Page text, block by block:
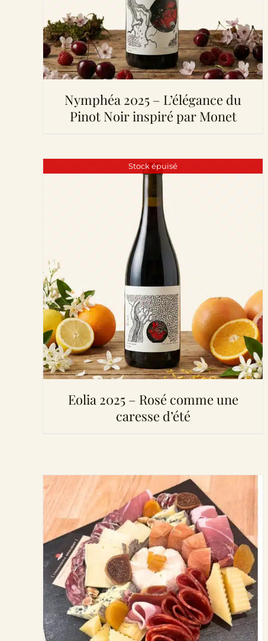
Nymphéa 2025 – L’élégance du
Pinot Noir inspiré par Monet
Stock épuisé
Eolia 2025 – Rosé comme une
caresse d’été